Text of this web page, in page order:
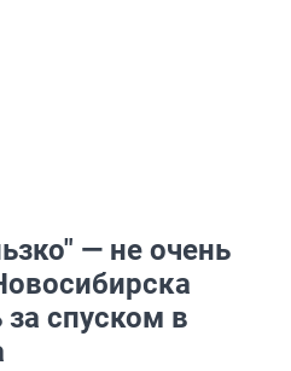
— не очень
за спуском в